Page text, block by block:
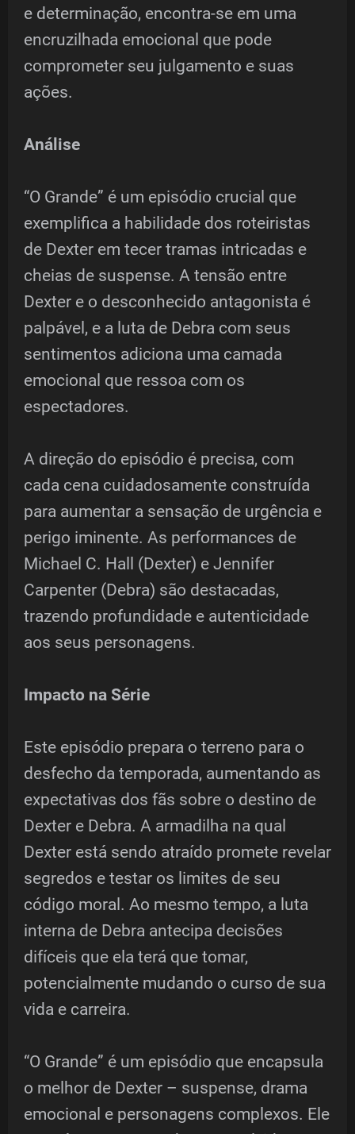
e determinação, encontra-se em uma
encruzilhada emocional que pode
comprometer seu julgamento e suas
ações.
Análise
“O Grande” é um episódio crucial que
exemplifica a habilidade dos roteiristas
de Dexter em tecer tramas intricadas e
cheias de suspense. A tensão entre
Dexter e o desconhecido antagonista é
palpável, e a luta de Debra com seus
sentimentos adiciona uma camada
emocional que ressoa com os
espectadores.
A direção do episódio é precisa, com
cada cena cuidadosamente construída
para aumentar a sensação de urgência e
perigo iminente. As performances de
Michael C. Hall (Dexter) e Jennifer
Carpenter (Debra) são destacadas,
trazendo profundidade e autenticidade
aos seus personagens.
Impacto na Série
Este episódio prepara o terreno para o
desfecho da temporada, aumentando as
expectativas dos fãs sobre o destino de
Dexter e Debra. A armadilha na qual
Dexter está sendo atraído promete revelar
segredos e testar os limites de seu
código moral. Ao mesmo tempo, a luta
interna de Debra antecipa decisões
difíceis que ela terá que tomar,
potencialmente mudando o curso de sua
vida e carreira.
“O Grande” é um episódio que encapsula
o melhor de Dexter – suspense, drama
emocional e personagens complexos. Ele